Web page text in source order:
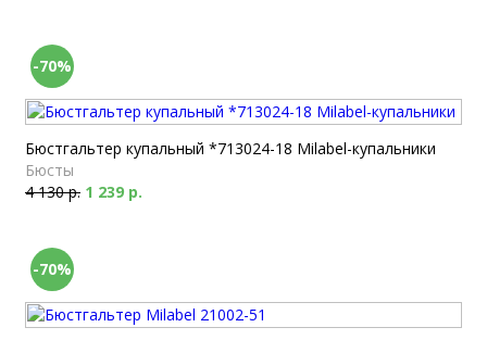
-70%
Бюстгальтер купальный *713024-18 Milabel-купальники
Бюсты
4 130 р. 1 239 р.
-70%